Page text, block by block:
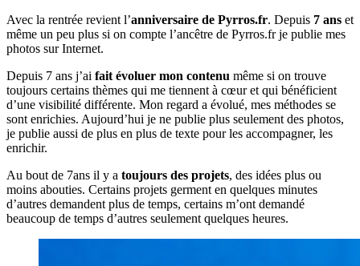
Avec la rentrée revient l’anniversaire de Pyrros.fr. Depuis 7 ans et
même un peu plus si on compte l’ancêtre de Pyrros.fr je publie mes
photos sur Internet.
Depuis 7 ans j’ai fait évoluer mon contenu même si on trouve
toujours certains thèmes qui me tiennent à cœur et qui bénéficient
d’une visibilité différente. Mon regard a évolué, mes méthodes se
sont enrichies. Aujourd’hui je ne publie plus seulement des photos,
je publie aussi de plus en plus de texte pour les accompagner, les
enrichir.
Au bout de 7ans il y a toujours des projets, des idées plus ou
moins abouties. Certains projets germent en quelques minutes
d’autres demandent plus de temps, certains m’ont demandé
beaucoup de temps d’autres seulement quelques heures.